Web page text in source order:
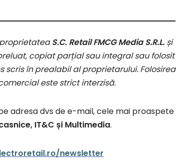
S.C. Retail FMCG Media S.R.L. și
copiat parțial sau integral sau folosit
în prealabil al proprietarului. Folosirea
este strict interzisă.
adresa dvs de e-mail, cele mai proaspete
IT&C și Multimedia.
newsletter